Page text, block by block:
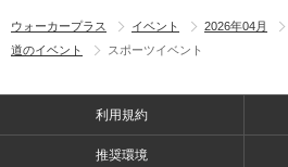
ウォーカープラス イベント 2026年04月
道のイベント
スポーツイベント
利用規約
推奨環境